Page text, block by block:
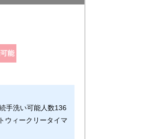
能
手洗い可能人数136
ウィークリータイマ